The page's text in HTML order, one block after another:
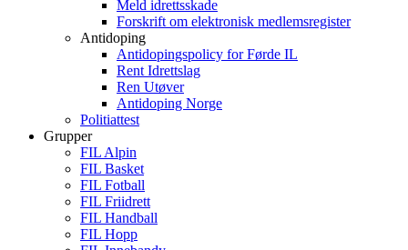
Meld idrettsskade
Forskrift om elektronisk medlemsregister
Antidoping
Antidopingspolicy for Førde IL
Rent Idrettslag
Ren Utøver
Antidoping Norge
Politiattest
Grupper
FIL Alpin
FIL Basket
FIL Fotball
FIL Friidrett
FIL Handball
FIL Hopp